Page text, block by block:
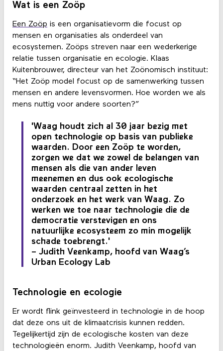
Wat is een Zoöp
Een Zoöp is een organisatievorm die focust op
mensen en organisaties als onderdeel van
ecosystemen. Zoöps streven naar een wederkerige
relatie tussen organisatie en ecologie. Klaas
Kuitenbrouwer, directeur van het Zoönomisch instituut:
“Het Zoöp model focust op de samenwerking tussen
mensen en andere levensvormen. Hoe worden we als
mens nuttig voor andere soorten?”
'Waag houdt zich al 30 jaar bezig met
open technologie op basis van publieke
waarden. Door een Zoöp te worden,
zorgen we dat we zowel de belangen van
mensen als die van ander leven
meenemen en dus ook ecologische
waarden centraal zetten in het
onderzoek en het werk van Waag. Zo
werken we toe naar technologie die de
democratie verstevigen en ons
natuurlijke ecosysteem zo min mogelijk
schade toebrengt.'
– Judith Veenkamp, hoofd van Waag’s
Urban Ecology Lab
Technologie en ecologie
Er wordt flink geïnvesteerd in technologie in de hoop
dat deze ons uit de klimaatcrisis kunnen redden.
Tegelijkertijd zijn de ecologische kosten van deze
technologieën enorm. Judith Veenkamp, hoofd van